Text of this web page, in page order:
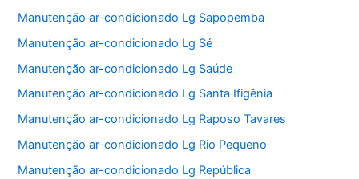
Manutenção ar-condicionado Lg Sapopemba
Manutenção ar-condicionado Lg Sé
Manutenção ar-condicionado Lg Saúde
Manutenção ar-condicionado Lg Santa Ifigênia
Manutenção ar-condicionado Lg Raposo Tavares
Manutenção ar-condicionado Lg Rio Pequeno
Manutenção ar-condicionado Lg República